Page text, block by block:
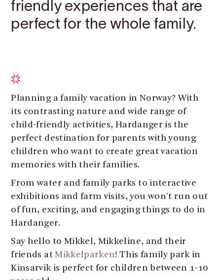
friendly experiences that are
perfect for the whole family.
Planning a family vacation in Norway? With
its contrasting nature and wide range of
child-friendly activities, Hardanger is the
perfect destination for parents with young
children who want to create great vacation
memories with their families.
From water and family parks to interactive
exhibitions and farm visits, you won't run out
of fun, exciting, and engaging things to do in
Hardanger.
Say hello to Mikkel, Mikkeline, and their
friends atMikkelparken! This family park in
Kinsarvik is perfect for children between 1-10